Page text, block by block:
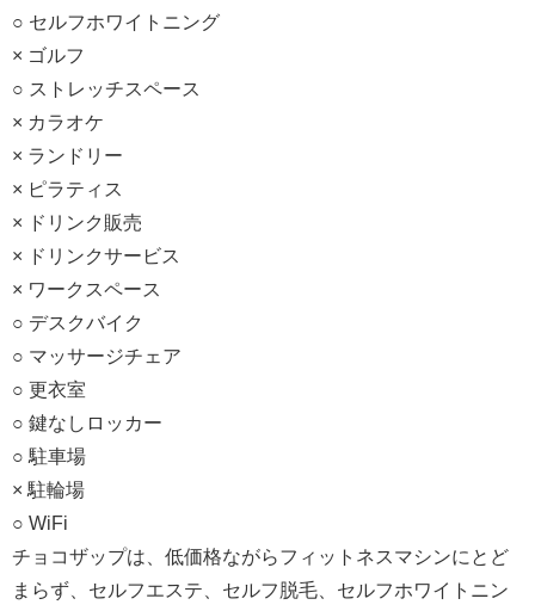
○ セルフホワイトニング
× ゴルフ
○ ストレッチスペース
× カラオケ
× ランドリー
× ピラティス
× ドリンク販売
× ドリンクサービス
× ワークスペース
○ デスクバイク
○ マッサージチェア
○ 更衣室
○ 鍵なしロッカー
○ 駐車場
× 駐輪場
○ WiFi
チョコザップは、低価格ながらフィットネスマシンにとど
まらず、セルフエステ、セルフ脱毛、セルフホワイトニン